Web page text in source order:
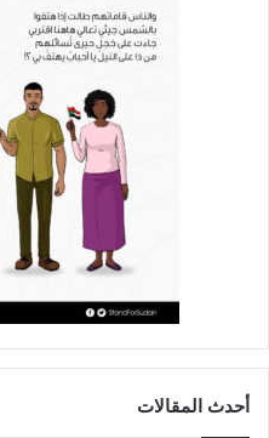
أحدث المقالات